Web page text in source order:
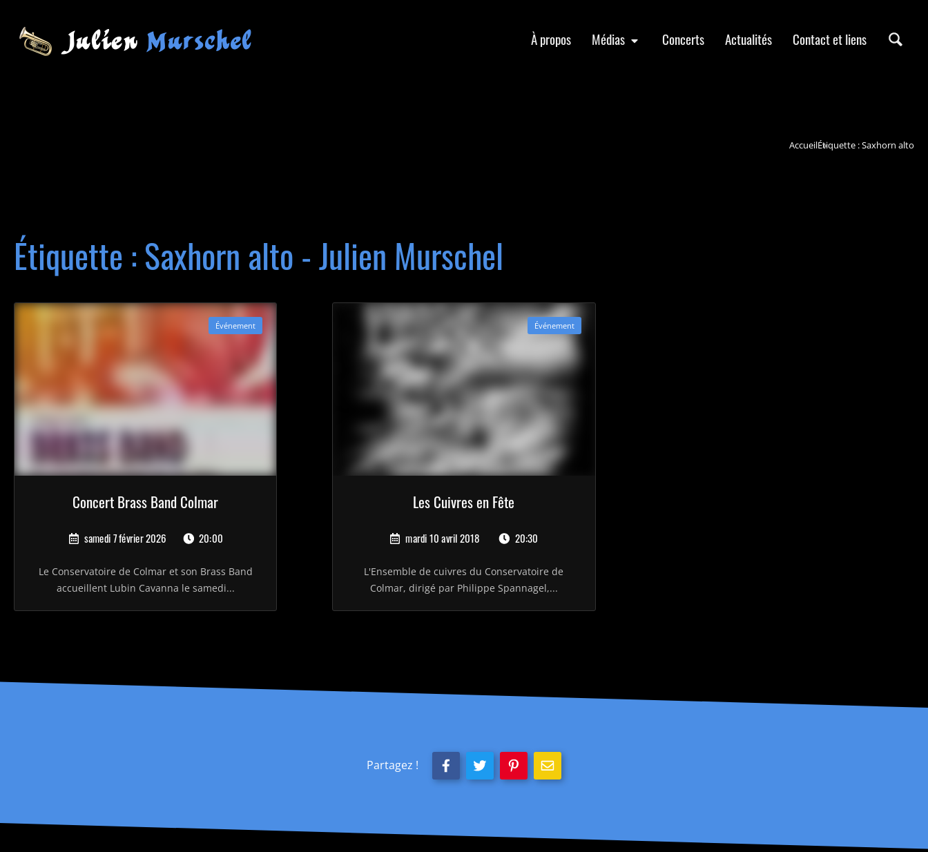
À propos Médias Concerts Actualités Contact et liens
AccueilÉtiquette : Saxhorn alto
Étiquette : Saxhorn alto - Julien Murschel
Événement
Concert Brass Band Colmar
samedi 7 février 2026 20:00
Le Conservatoire de Colmar et son Brass Band
accueillent Lubin Cavanna le samedi...
Événement
Les Cuivres en Fête
mardi 10 avril 2018 20:30
L'Ensemble de cuivres du Conservatoire de
Colmar, dirigé par Philippe Spannagel,...
Partagez !